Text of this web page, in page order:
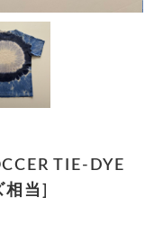
TIE-DYE
相当]